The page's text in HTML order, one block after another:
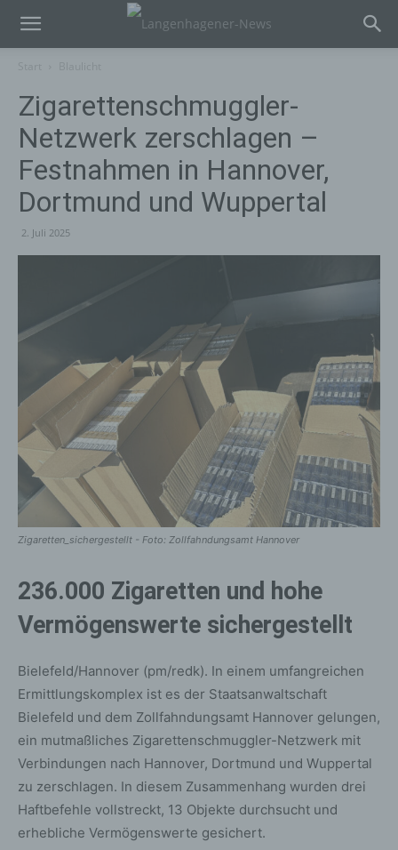
Zigarettenschmuggler-
Netzwerk zerschlagen –
Festnahmen in Hannover,
Dortmund und Wuppertal
2. Juli 2025
Zigaretten_sichergestellt - Foto: Zollfahndungsamt Hannover
236.000 Zigaretten und hohe
Vermögenswerte sichergestellt
Bielefeld/Hannover (pm/redk). In einem umfangreichen
Ermittlungskomplex ist es der Staatsanwaltschaft
Bielefeld und dem Zollfahndungsamt Hannover gelungen,
ein mutmaßliches Zigarettenschmuggler-Netzwerk mit
Verbindungen nach Hannover, Dortmund und Wuppertal
zu zerschlagen. In diesem Zusammenhang wurden drei
Haftbefehle vollstreckt, 13 Objekte durchsucht und
erhebliche Vermögenswerte gesichert.